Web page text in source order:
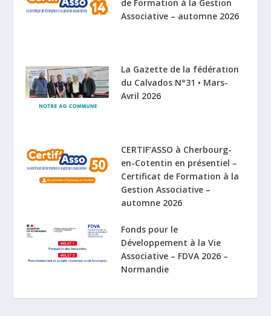
de Formation à la Gestion
Associative – automne 2026
La Gazette de la fédération
du Calvados N°31 • Mars-
Avril 2026
CERTIF’ASSO à Cherbourg-
en-Cotentin en présentiel –
Certificat de Formation à la
Gestion Associative –
automne 2026
Fonds pour le
Développement à la Vie
Associative – FDVA 2026 –
Normandie